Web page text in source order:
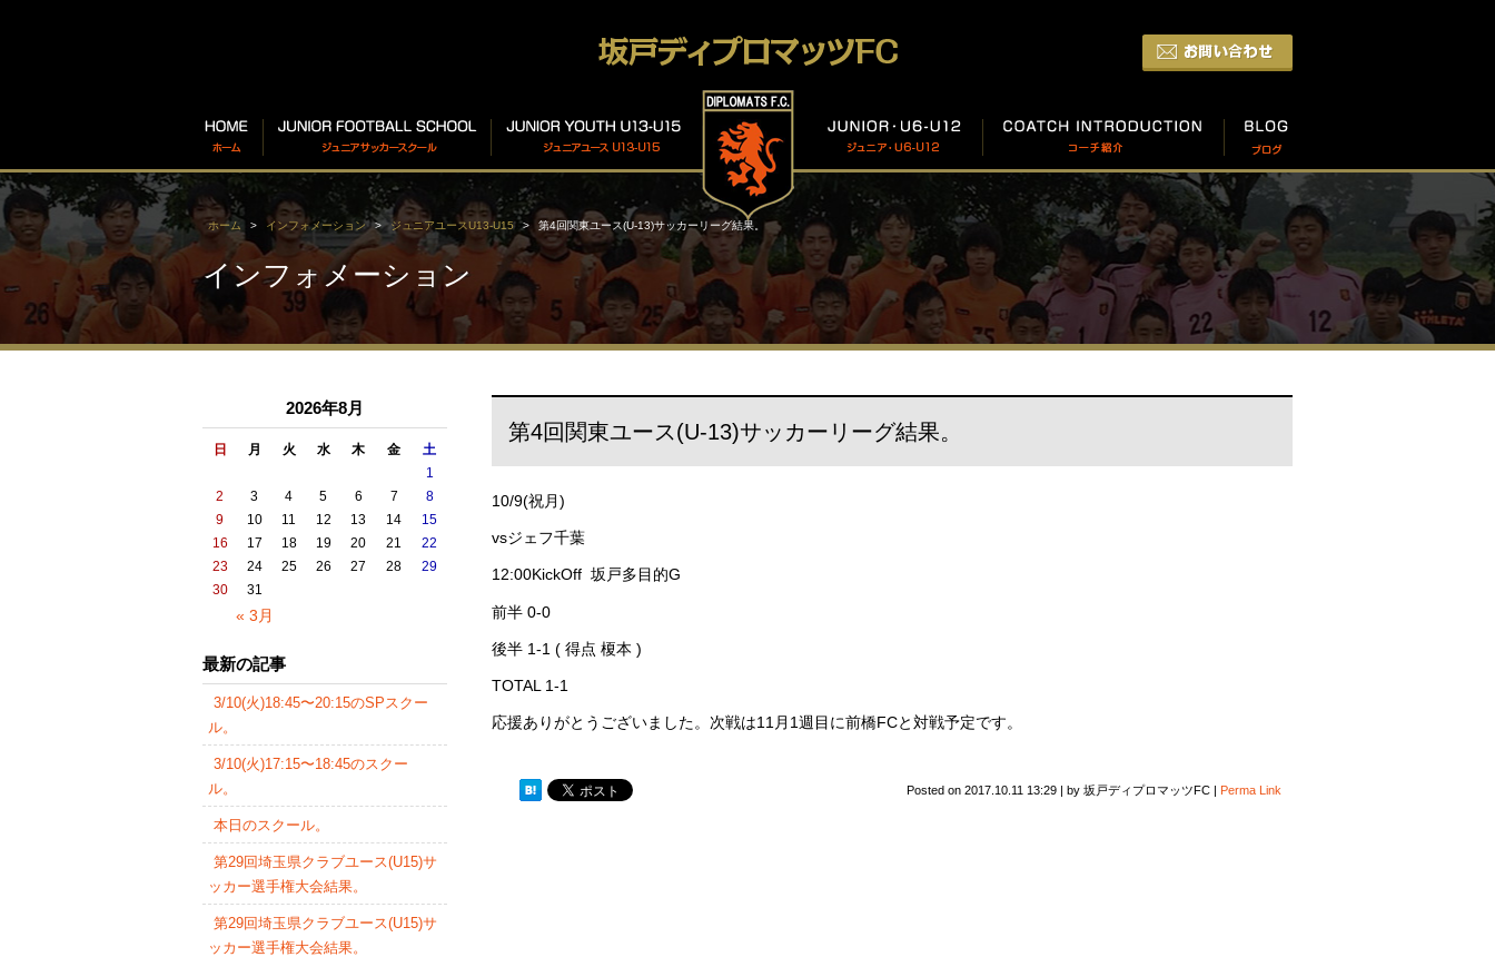
ホーム インフォメーション ジュニアユースU13-U15 第4回関東ユース(U-13)サッカーリーグ結果。
インフォメーション
第4回関東ユース(U-13)サッカーリーグ結果。
10/9(祝月)
vsジェフ千葉
12:00KickOff 坂戸多目的G
前半 0-0
後半 1-1 ( 得点 榎本 )
TOTAL 1-1
応援ありがとうございました。次戦は11月1週目に前橋FCと対戦予定です。
Posted on 2017.10.11 13:29 | by 坂戸ディプロマッツFC | Perma Link
2026年8月
日 月 火 水 木 金 土
« 3月
1
2
3 4 5 6 7
8
9
10 11 12 13 14
15
16
17 18 19 20 21
22
23
24 25 26 27 28
29
30
31
最新の記事
3/10(火)18:45〜20:15のSPスクー
ル。
3/10(火)17:15〜18:45のスクー
ル。
本日のスクール。
第29回埼玉県クラブユース(U15)サ
ッカー選手権大会結果。
第29回埼玉県クラブユース(U15)サ
ッカー選手権大会結果。